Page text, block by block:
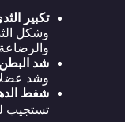
تكبير
وشكل
شد
وشد
شفط
تستجيب